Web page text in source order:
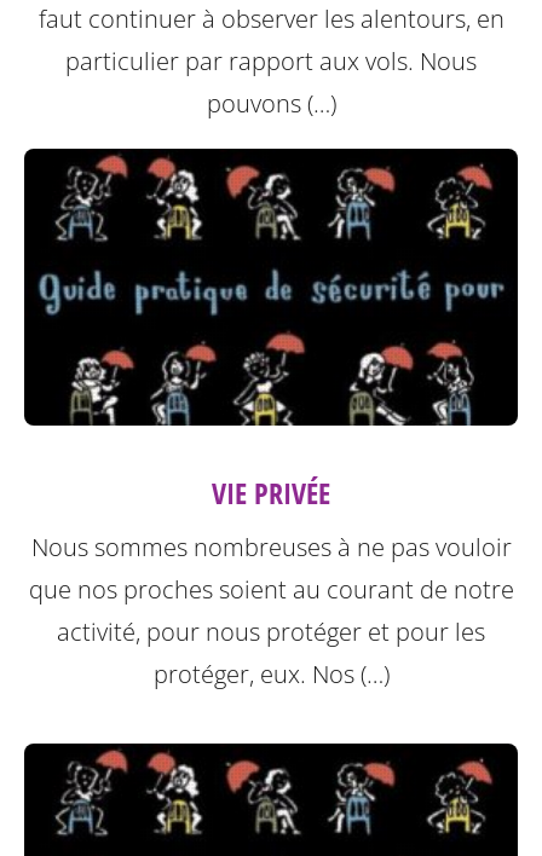
faut continuer à observer les alentours, en
particulier par rapport aux vols. Nous
pouvons (…)
VIE PRIVÉE
Nous sommes nombreuses à ne pas vouloir
que nos proches soient au courant de notre
activité, pour nous protéger et pour les
protéger, eux. Nos (…)